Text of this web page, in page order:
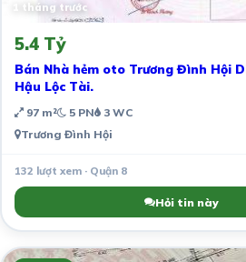
1 tháng trước
5.4 Tỷ
Bán Nhà hẻm oto Trương Đình Hội
Hậu Lộc Tài.
97 m² 5 PN 3 WC
Trương Đình Hội
132 lượt xem · Quận 8
Hỏi tin này